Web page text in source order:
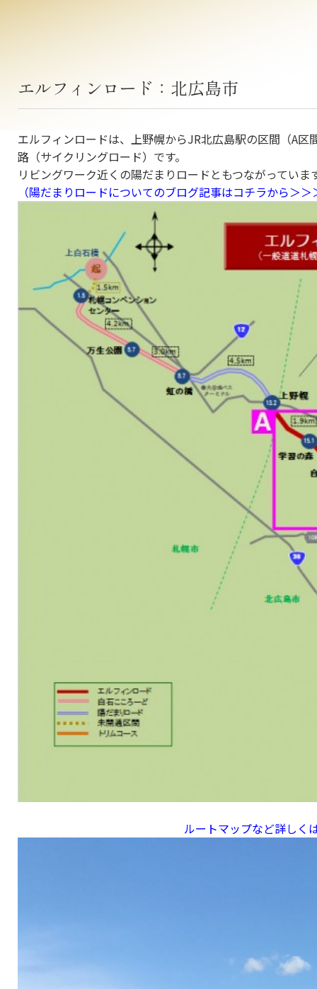
エルフィンロード：北広島市
エルフィンロードは、上野幌からJR北広島駅の区間（A
路（サイクリングロード）です。
リビングワーク近くの陽だまりロードともつながっていま
（陽だまりロードについてのブログ記事はコチラから＞＞
ルートマップなど詳しく